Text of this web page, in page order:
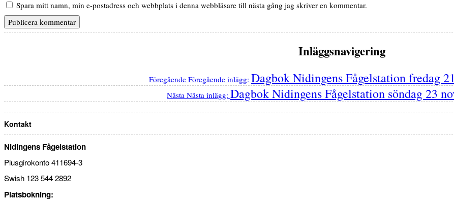
Spara mitt namn, min e-postadress och webbplats i denna webbläsare till nästa gång jag skriver en kommentar.
Inläggsnavigering
Föregående Föregående inlägg: Dagbok Nidingens Fågelstation fredag
Nästa Nästa inlägg: Dagbok Nidingens Fågelstation söndag 23
Kontakt
Nidingens Fågelstation
Plusgirokonto 411694-3
Swish 123 544 2892
Platsbokning: